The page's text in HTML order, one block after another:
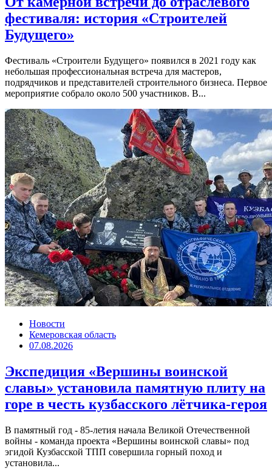
фестиваля: история «Строителей
Будущего»
Фестиваль «Строители Будущего» появился в 2021 году как
небольшая профессиональная встреча для мастеров,
подрядчиков и представителей строительного бизнеса. Первое
мероприятие собрало около 500 участников. В...
Новости
Кемеровская область
07.08.2026
Экспедиция «Вершины воинской
славы» установила памятную плиту на
горе в честь кузбасского лётчика-героя
В памятный год - 85-летия начала Великой Отечественной
войны - команда проекта «Вершины воинской славы» под
эгидой Кузбасской ТПП совершила горный поход и
установила...